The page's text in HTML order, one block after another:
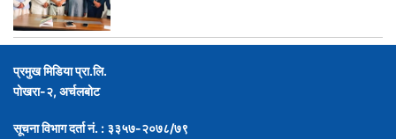
प्रमुख मिडिया प्रा.लि.
पोखरा-२, अर्चलबोट
सूचना विभाग दर्ता नं. : ३३५७-२०७८/७९